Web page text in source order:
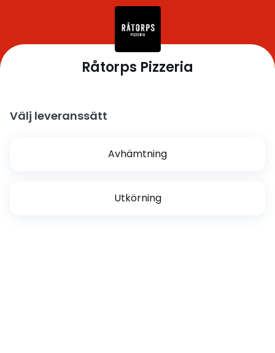
Råtorps Pizzeria
Välj leveranssätt
Avhämtning
Utkörning